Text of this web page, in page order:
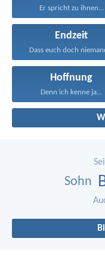
Er spricht zu ihnen...
Endzeit
Dass euch doch
Hoffnung
Denn ich kenne ja...
Sohn